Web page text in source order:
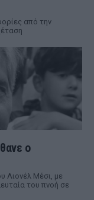
από την
ο
Λιονέλ Μέσι, με
του πνοή σε